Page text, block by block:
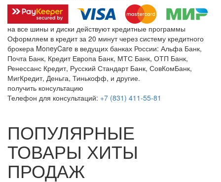
на все шины и диски действуют кредитные программы
Оформляем в кредит за 20 минут через систему кредитного
брокера MoneyCare в ведущих банках России: Альфа Банк,
Почта Банк, Кредит Европа Банк, МТС Банк, ОТП Банк,
Ренессанс Кредит, Русский Стандарт Банк, СовКомБанк,
МигКредит, Деньга, Тинькофф, и другие.
получить консультацию
Телефон для консультаций: +7 (831) 411-55-81
ПОПУЛЯРНЫЕ
ТОВАРЫ ХИТЫ
ПРОДАЖ